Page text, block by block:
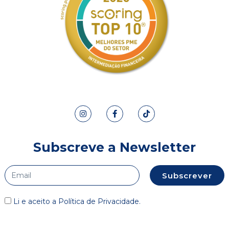
Subscreve a Newsletter
Li e aceito a Política de Privacidade.
Subscrever